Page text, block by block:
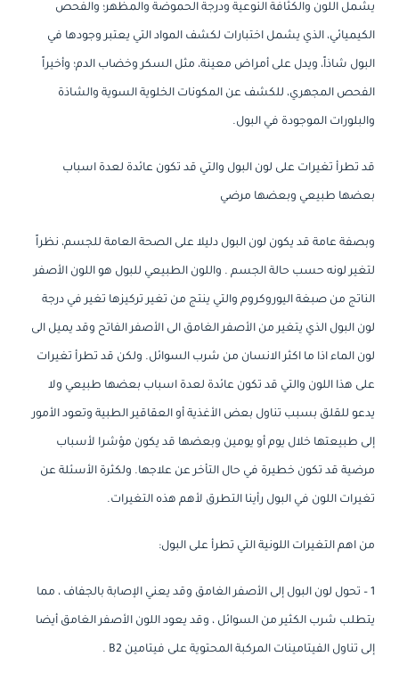
يشمل اللون والكثافة النوعية ودرجة الحموضة والمظهر؛ والفحص
الكيميائي، الذي يشمل اختبارات لكشف المواد التي يعتبر وجودها في
البول شاذاً، ويدل على أمراض معينة، مثل السكر وخضاب الدم؛ وأخيراً
الفحص المجهري، للكشف عن المكونات الخلوية السوية والشاذة
والبلورات الموجودة في البول.
قد تطرأ تغيرات على لون البول والتي قد تكون عائدة لعدة اسباب
بعضها طبيعي وبعضها مرضي
وبصفة عامة قد يكون لون البول دليلا على الصحة العامة للجسم، نظراً
لتغير لونه حسب حالة الجسم . واللون الطبيعي للبول هو اللون الأصفر
الناتج من صبغة اليوروكروم والتي ينتج من تغير تركيزها تغير في درجة
لون البول الذي يتغير من الأصفر الغامق الى الأصفر الفاتح وقد يميل الى
لون الماء اذا ما اكثر الانسان من شرب السوائل. ولكن قد تطرأ تغيرات
على هذا اللون والتي قد تكون عائدة لعدة اسباب بعضها طبيعي ولا
يدعو للقلق بسبب تناول بعض الأغذية أو العقاقير الطبية وتعود الأمور
إلى طبيعتها خلال يوم أو يومين وبعضها قد يكون مؤشرا لأسباب
مرضية قد تكون خطيرة في حال التأخر عن علاجها. ولكثرة الأسئلة عن
تغيرات اللون في البول رأينا التطرق لأهم هذه التغيرات.
من اهم التغيرات اللونية التي تطرأ على البول:
1 – تحول لون البول إلى الأصفر الغامق وقد يعني الإصابة بالجفاف ، مما
يتطلب شرب الكثير من السوائل ، وقد يعود اللون الأصفر الغامق أيضا
إلى تناول الفيتامينات المركبة المحتوية على فيتامين B2 .